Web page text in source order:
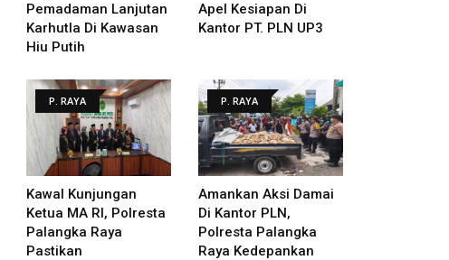
Pemadaman Lanjutan
Karhutla Di Kawasan
Hiu Putih
Apel Kesiapan Di
Kantor PT. PLN UP3
P. RAYA
Kawal Kunjungan
Ketua MA RI, Polresta
Palangka Raya
Pastikan
P. RAYA
Amankan Aksi Damai
Di Kantor PLN,
Polresta Palangka
Raya Kedepankan